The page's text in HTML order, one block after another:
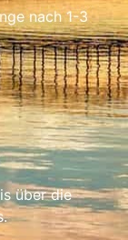
nach 1-3
über die